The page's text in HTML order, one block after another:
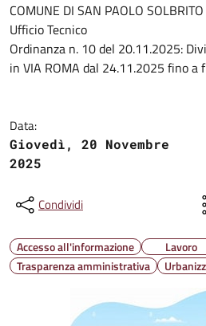
COMUNE DI SAN PAOLO SOLBRITO
Ufficio Tecnico
Ordinanza n. 10 del 20.11.2025:
in VIA ROMA dal 24.11.2025 fino a
Data:
Giovedì, 20 Novembre
2025
Condividi
Accesso all'informazione Lavoro
Trasparenza amministrativa